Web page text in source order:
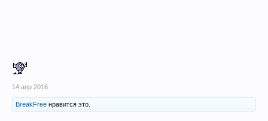
14 апр 2016
BreakFree нравится это.